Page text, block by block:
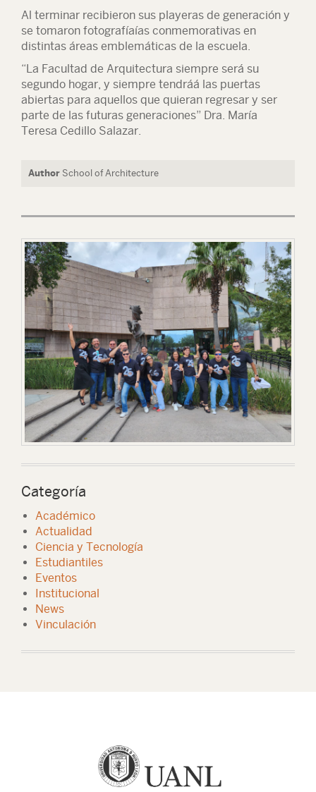
Al terminar recibieron sus playeras de generación y
se tomaron fotografíaías conmemorativas en
distintas áreas emblemáticas de la escuela.
“La Facultad de Arquitectura siempre será su
segundo hogar, y siempre tendráá las puertas
abiertas para aquellos que quieran regresar y ser
parte de las futuras generaciones” Dra. María
Teresa Cedillo Salazar.
Author School of Architecture
Categoría
Académico
Actualidad
Ciencia y Tecnología
Estudiantiles
Eventos
Institucional
News
Vinculación